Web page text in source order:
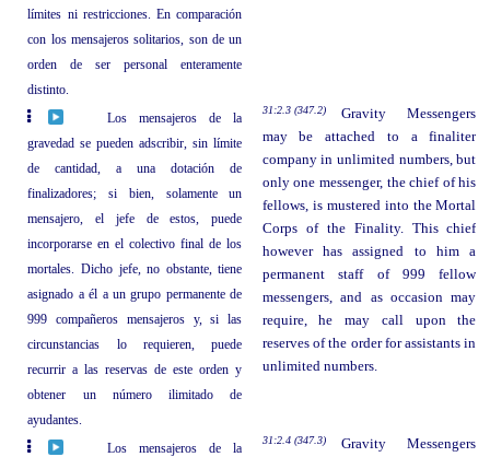
límites ni restricciones. En comparación
con los mensajeros solitarios, son de un
orden de ser personal enteramente
distinto.
Los mensajeros de la
gravedad se pueden adscribir, sin límite
de cantidad, a una dotación de
finalizadores; si bien, solamente un
mensajero, el jefe de estos, puede
incorporarse en el colectivo final de los
mortales. Dicho jefe, no obstante, tiene
asignado a él a un grupo permanente de
999 compañeros mensajeros y, si las
circunstancias lo requieren, puede
recurrir a las reservas de este orden y
obtener un número ilimitado de
ayudantes.
31:2.3 (347.2)
Gravity Messengers
may be attached to a finaliter
company in unlimited numbers, but
only one messenger, the chief of his
fellows, is mustered into the Mortal
Corps of the Finality. This chief
however has assigned to him a
permanent staff of 999 fellow
messengers, and as occasion may
require, he may call upon the
reserves of the order for assistants in
unlimited numbers.
Los mensajeros de la
31:2.4 (347.3)
Gravity Messengers